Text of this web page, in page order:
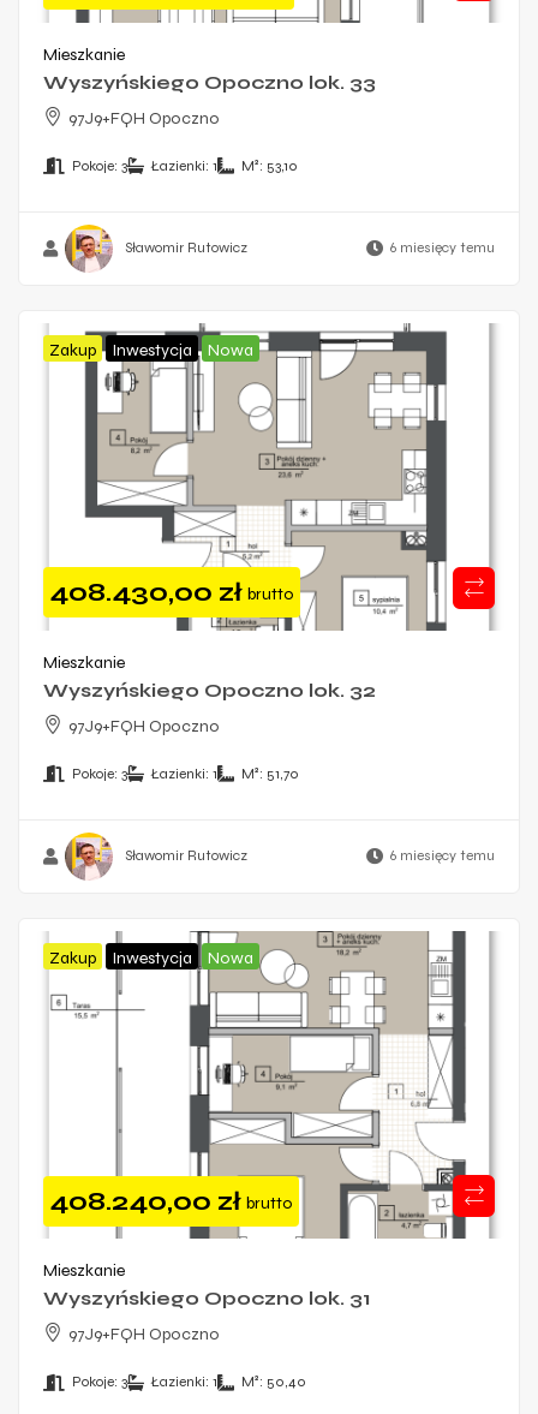
Mieszkanie
Wyszyńskiego Opoczno lok. 33
97J9+FQH Opoczno
Pokoje: 3 Łazienki: 1 M²: 53,10
Sławomir Rutowicz 6 miesięcy temu
Zakup Inwestycja Nowa
408.430,00 zł brutto
Mieszkanie
Wyszyńskiego Opoczno lok. 32
97J9+FQH Opoczno
Pokoje: 3 Łazienki: 1 M²: 51,70
Sławomir Rutowicz 6 miesięcy temu
Zakup Inwestycja Nowa
408.240,00 zł brutto
Mieszkanie
Wyszyńskiego Opoczno lok. 31
97J9+FQH Opoczno
Pokoje: 3 Łazienki: 1 M²: 50,40